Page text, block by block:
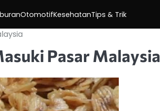
OtomotifKesehatanTips & Trik
Pasar Malaysia